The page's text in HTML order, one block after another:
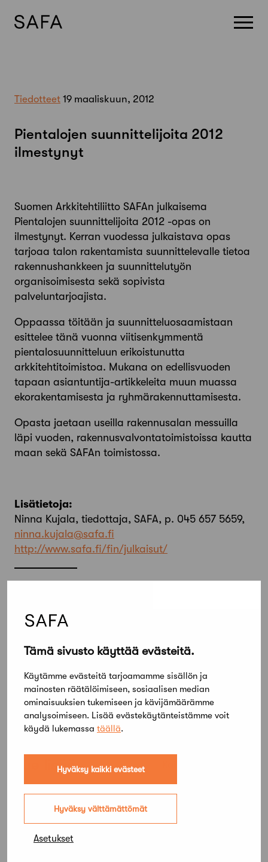
Tämä sivusto käyttää evästeitä.
Käytämme evästeitä tarjoamamme sisällön ja
mainosten räätälöimiseen, sosiaalisen median
ominaisuuksien tukemiseen ja kävijämäärämme
analysoimiseen. Lisää evästekäytänteistämme voit
käydä lukemassa täällä.
Hyväksy kaikki evästeet
Hyväksy välttämättömät
Asetukset
Tiedotteet 19 maaliskuun, 2012
Pientalojen suunnittelijoita 2012
ilmestynyt
Suomen Arkkitehtiliitto SAFAn julkaisema
Pientalojen suunnittelijoita 2012 -opas on
ilmestynyt. Kerran vuodessa julkaistava opas
tarjoaa talon rakentamista suunnittelevalle tietoa
rakennushankkeen ja suunnittelutyön
organisoimisesta sekä sopivista
palveluntarjoajista.
Oppaassa töitään ja suunnitteluosaamistaan
esittelee tänä vuonna viitisenkymmentä
pientalosuunnitteluun erikoistunutta
arkkitehtitoimistoa. Mukana on edellisvuoden
tapaan asiantuntija-artikkeleita muun muassa
ekorakentamisesta ja ryhmärakennuttamisesta.
Opasta jaetaan useilla rakennusalan messuilla
läpi vuoden, rakennusvalvontatoimistoissa kautta
maan sekä SAFAn toimistossa.
Lisätietoja:
Ninna Kujala, tiedottaja, SAFA, p. 045 657 5659,
ninna.kujala@safa.fi
http://www.safa.fi/fin/julkaisut/
Lue lisää
Uutiset
Mökki Salo haettavissa